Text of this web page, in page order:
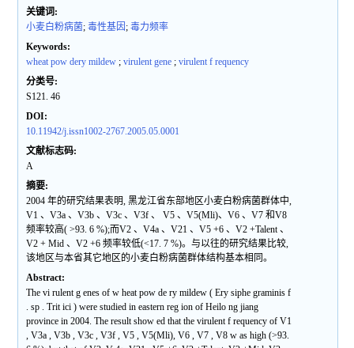
关键词:
小麦白粉病菌;毒性基因;毒力频率
Keywords:
wheat pow dery mildew ;virulent gene ;virulent f requency
分类号:
S121. 46
DOI:
10.11942/j.issn1002-2767.2005.05.0001
文献标志码:
A
摘要:
2004 年的研究结果表明, 黑龙江省东部地区小麦白粉病菌群体中,
V1 、V3a 、V3b 、V3c 、V3f 、 V5 、V5(Mli)、V6 、V7 和V8
频率较高( >93. 6 %);而V2 、V4a 、V21 、V5 +6 、V2 +Talent 、
V2 + Mid 、V2 +6 频率较低(<17. 7 %)。与以往的研究结果比较,
该地区与本省其它地区的小麦白粉病菌群体结构基本相同。
Abstract:
The vi rulent g enes of w heat pow de ry mildew ( Ery siphe graminis f
. sp . Trit ici ) were studied in eastern reg ion of Heilo ng jiang
province in 2004. The result show ed that the virulent f requency of V1
, V3a , V3b , V3c , V3f , V5 , V5(Mli), V6 , V7 , V8 w as high (>93.